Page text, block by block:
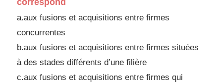
correspond
a.aux fusions et acquisitions entre firmes
concurrentes
b.aux fusions et acquisitions entre firmes situées
à des stades différents d’une filière
c.aux fusions et acquisitions entre firmes qui